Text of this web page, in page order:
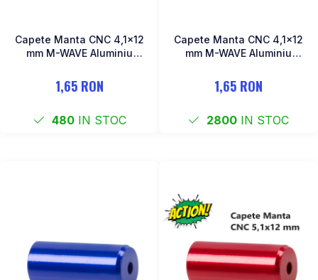
Capete Manta CNC 4,1x12
mm M-WAVE Aluminiu
1,65 RON
480IN STOC
Capete Manta CNC 4,1x12
mm M-WAVE Aluminiu
1,65 RON
2800 IN STOC